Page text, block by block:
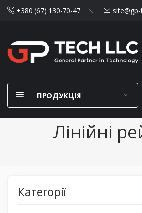
+380 (67) 130-70-47
ПРОДУКЦІЯ
Лінійні
Категорії